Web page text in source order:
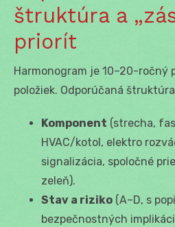
štruktúra a
priorít
Harmonogram je 10–20-ročný
položiek. Odporúčaná
Komponent (strecha,
HVAC/kotol, elektro
signalizácia, spoločné
zeleň).
Stav a riziko (A–D, s
bezpečnostných